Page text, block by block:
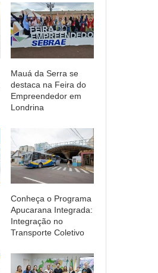
Mauá da Serra se
destaca na Feira do
Empreendedor em
Londrina
Conheça o Programa
Apucarana Integrada:
Integração no
Transporte Coletivo